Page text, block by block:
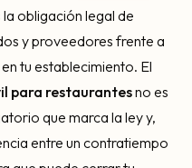
obligación legal de
y proveedores frente a
tu establecimiento. El
para restaurantesno es
que marca la ley y,
entre un contratiempo